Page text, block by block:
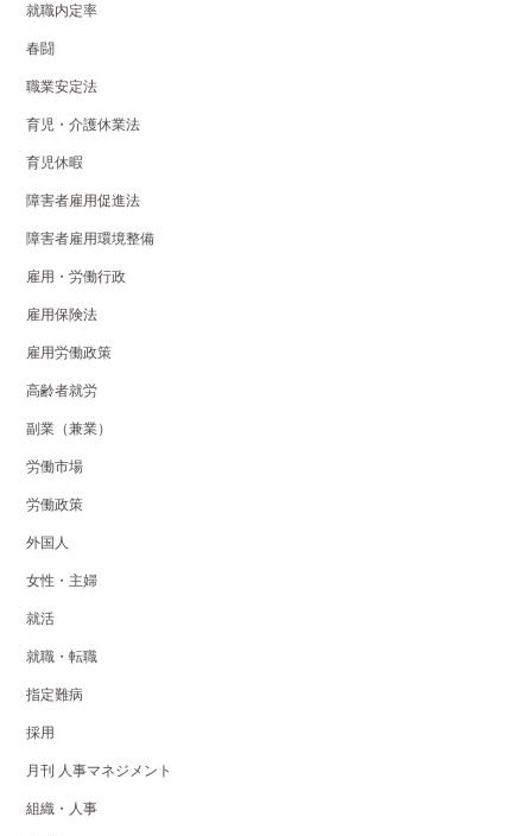
就職内定率
春闘
職業安定法
育児・介護休業法
育児休暇
障害者雇用促進法
障害者雇用環境整備
雇用・労働行政
雇用保険法
雇用労働政策
高齢者就労
副業（兼業）
労働市場
労働政策
外国人
女性・主婦
就活
就職・転職
指定難病
採用
月刊 人事マネジメント
組織・人事